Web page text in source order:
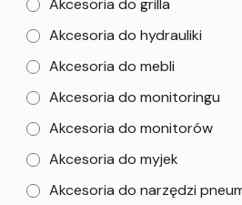
Akcesoria do grilla
Akcesoria do hydrauliki
Akcesoria do mebli
Akcesoria do monitoringu
Akcesoria do monitorów
Akcesoria do myjek
Akcesoria do narzędzi